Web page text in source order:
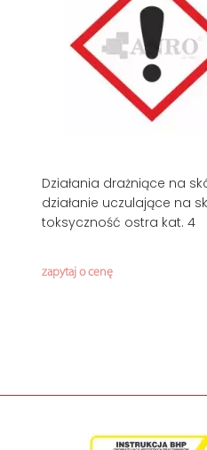
Działania drażniące na
działanie uczulające na
toksyczność ostra kat. 4
zapytaj o cenę